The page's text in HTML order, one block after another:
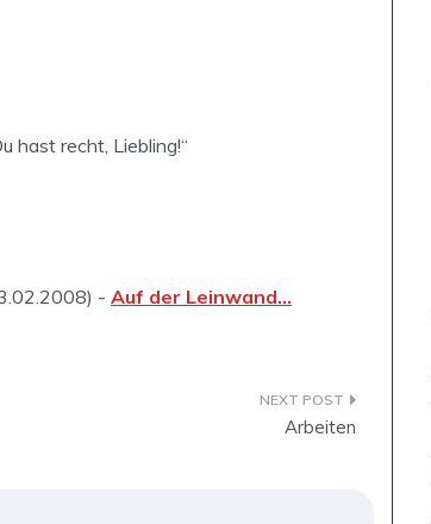
hast recht, Liebling!“
- Auf der Leinwand…
Arbeiten